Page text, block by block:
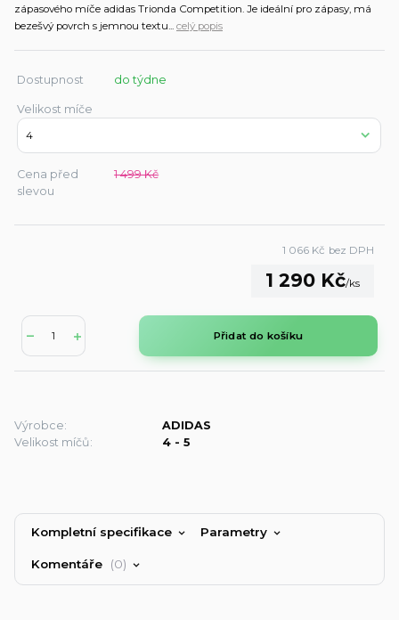
zápasového míče adidas Trionda Competition. Je ideální pro zápasy, má
bezešvý povrch s jemnou textu... celý popis
Dostupnost do týdne
Velikost míče
Cena před
slevou
1 499 Kč
1 290 Kč/ks
1 066 Kč bez DPH
Přidat do košíku
Výrobce:
ADIDAS
Velikost míčů:
4 - 5
Kompletní specifikace Parametry
Komentáře 0